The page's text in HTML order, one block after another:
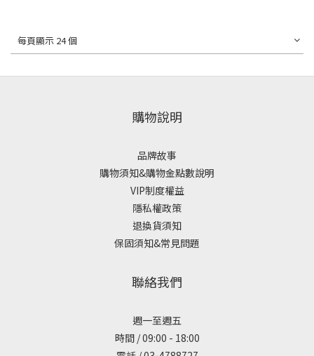
每頁顯示 24 個
購物說明
品牌故事
購物須知&購物金點數說明
VIP制度權益
隱私權政策
退換貨須知
保固須知&常見問題
聯絡我們
週一至週五
時間 / 09:00 - 18:00